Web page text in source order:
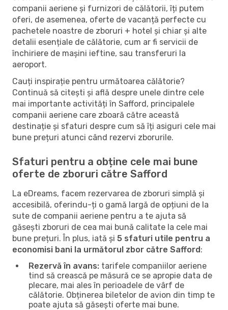
companii aeriene și furnizori de călătorii, îți putem
oferi, de asemenea, oferte de vacanță perfecte cu
pachetele noastre de zboruri + hotel și chiar și alte
detalii esențiale de călătorie, cum ar fi servicii de
închiriere de mașini ieftine, sau transferuri la
aeroport.
Cauți inspirație pentru următoarea călătorie?
Continuă să citești și află despre unele dintre cele
mai importante activități în Safford, principalele
companii aeriene care zboară către această
destinație și sfaturi despre cum să îți asiguri cele mai
bune prețuri atunci când rezervi zborurile.
Sfaturi pentru a obține cele mai bune
oferte de zboruri către Safford
La eDreams, facem rezervarea de zboruri simplă și
accesibilă, oferindu-ți o gamă largă de opțiuni de la
sute de companii aeriene pentru a te ajuta să
găsești zboruri de cea mai bună calitate la cele mai
bune prețuri. În plus, iată și 5 sfaturi utile pentru a
economisi bani la următorul zbor către Safford:
Rezervă în avans: tarifele companiilor aeriene
tind să crească pe măsură ce se apropie data de
plecare, mai ales în perioadele de vârf de
călătorie. Obținerea biletelor de avion din timp te
poate ajuta să găsești oferte mai bune.